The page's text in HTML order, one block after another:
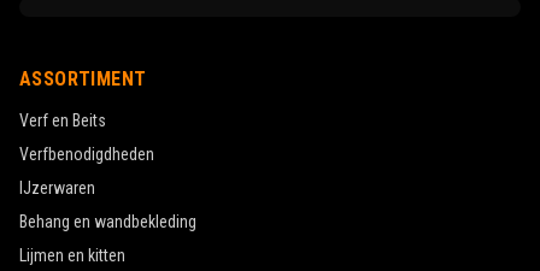
ASSORTIMENT
Verf en Beits
Verfbenodigdheden
IJzerwaren
Behang en wandbekleding
Lijmen en kitten